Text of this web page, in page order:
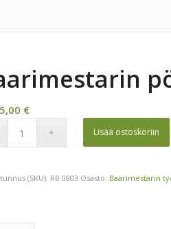
€
Lisää ostoskoriin
(SKU): RB 0803 Osasto: Baarimestarin